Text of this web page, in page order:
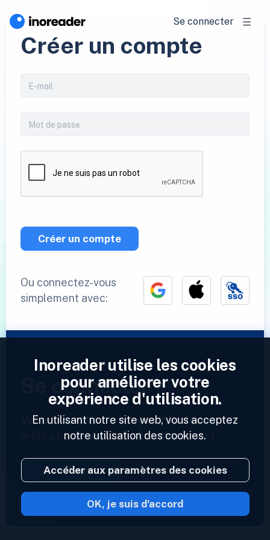
Se connecter
Créer un compte
Créer un compte
Ou connectez-vous
simplement avec:
Se connecter
Vous avez déjà un compte ? Entrez votre
profil et accédez à vos flux maintenant.
Se connecter
2023 © Inoreader
Inoreader utilise les cookies
pour améliorer votre
expérience d'utilisation.
En utilisant notre site web, vous acceptez
notre utilisation des cookies.
Accéder aux paramètres des cookies
OK, je suis d'accord